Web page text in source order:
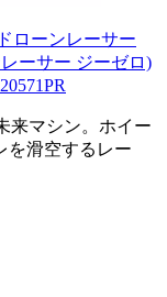
ローンレーサー
ーサー ジーゼロ)
来マシン。ホイー
を滑空するレー